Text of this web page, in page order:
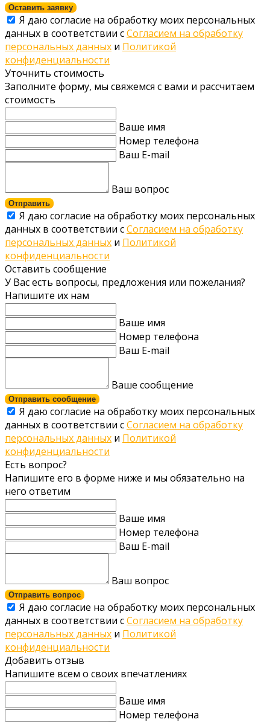
Оставить заявку
Я даю согласие на обработку моих персональных
данных в соответствии сСогласием на обработку
персональных данных и Политикой
конфиденциальности
Уточнить стоимость
Заполните форму, мы свяжемся с вами и рассчитаем
стоимость
Ваше имя
Номер телефона
Ваш E-mail
Ваш вопрос
Отправить
Я даю согласие на обработку моих персональных
данных в соответствии сСогласием на обработку
персональных данных и Политикой
конфиденциальности
Оставить сообщение
У Вас есть вопросы, предложения или пожелания?
Напишите их нам
Ваше имя
Номер телефона
Ваш E-mail
Ваше сообщение
Отправить сообщение
Я даю согласие на обработку моих персональных
данных в соответствии сСогласием на обработку
персональных данных и Политикой
конфиденциальности
Есть вопрос?
Напишите его в форме ниже и мы обязательно на
него ответим
Ваше имя
Номер телефона
Ваш E-mail
Ваш вопрос
Отправить вопрос
Я даю согласие на обработку моих персональных
данных в соответствии сСогласием на обработку
персональных данных и Политикой
конфиденциальности
Добавить отзыв
Напишите всем о своих впечатлениях
Ваше имя
Номер телефона